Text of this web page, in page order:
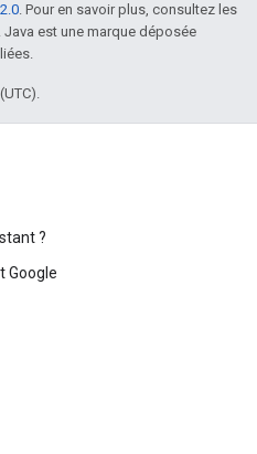
. Pour en savoir plus, consultez les
. Java est une marque déposée
?
Google